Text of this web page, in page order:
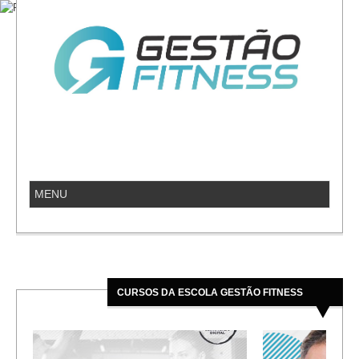
CURSOS DA ESCOLA GESTÃO FITNESS